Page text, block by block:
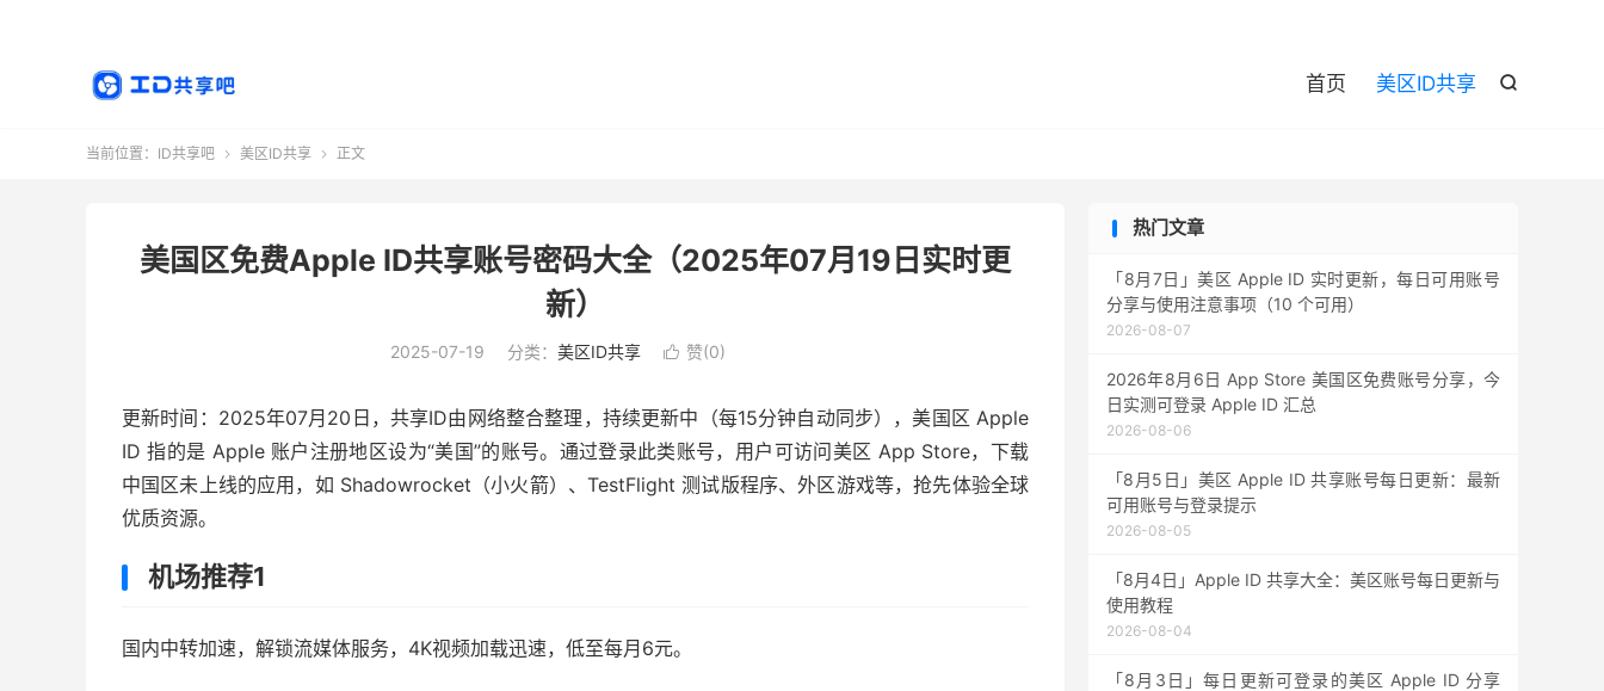

首页 美区ID共享
当前位置： ID共享吧  美区ID共享  正文
美国区免费Apple ID共享账号密码大全（2025年07月19日实时更
新）
2025-07-19 分类： 美区ID共享  赞(0)
更新时间：2025年07月20日，共享ID由网络整合整理，持续更新中（每15分钟自动同步），美国区 Apple
ID 指的是 Apple 账户注册地区设为“美国”的账号。通过登录此类账号，用户可访问美区 App Store，下载
中国区未上线的应用，如 Shadowrocket（小火箭）、TestFlight 测试版程序、外区游戏等，抢先体验全球
优质资源。
机场推荐1
国内中转加速，解锁流媒体服务，4K视频加载迅速，低至每月6元。
热门文章
「8月7日」美区 Apple ID 实时更新，每日可用账号
分享与使用注意事项（10 个可用）
2026-08-07
2026年8月6日 App Store 美国区免费账号分享，今
日实测可登录 Apple ID 汇总
2026-08-06
「8月5日」美区 Apple ID 共享账号每日更新：最新
可用账号与登录提示
2026-08-05
「8月4日」Apple ID 共享大全：美区账号每日更新与
使用教程
2026-08-04
「8月3日」每日更新可登录的美区 Apple ID 分享